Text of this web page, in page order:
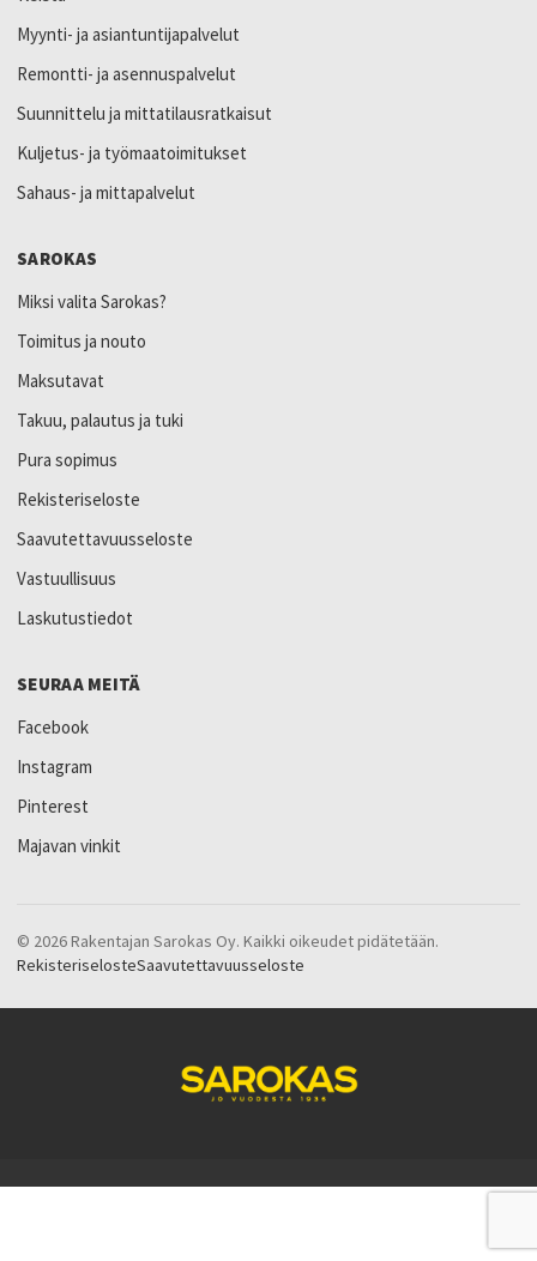
Myynti- ja asiantuntijapalvelut
Remontti- ja asennuspalvelut
Suunnittelu ja mittatilausratkaisut
Kuljetus- ja työmaatoimitukset
Sahaus- ja mittapalvelut
SAROKAS
Miksi valita Sarokas?
Toimitus ja nouto
Maksutavat
Takuu, palautus ja tuki
Pura sopimus
Rekisteriseloste
Saavutettavuusseloste
Vastuullisuus
Laskutustiedot
SEURAA MEITÄ
Facebook
Instagram
Pinterest
Majavan vinkit
© 2026 Rakentajan Sarokas Oy. Kaikki oikeudet pidätetään.
RekisteriselosteSaavutettavuusseloste